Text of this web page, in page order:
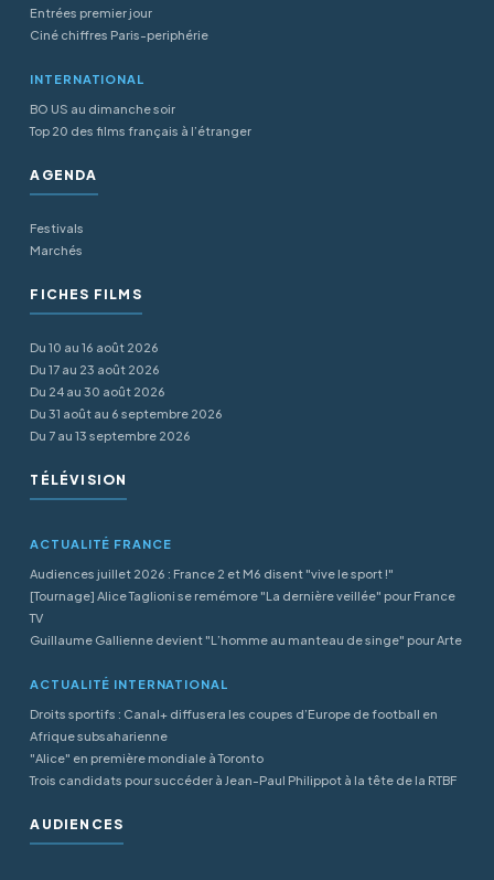
Entrées premier jour
Ciné chiffres Paris-periphérie
INTERNATIONAL
BO US au dimanche soir
Top 20 des films français à l’étranger
AGENDA
Festivals
Marchés
FICHES FILMS
Du 10 au 16 août 2026
Du 17 au 23 août 2026
Du 24 au 30 août 2026
Du 31 août au 6 septembre 2026
Du 7 au 13 septembre 2026
TÉLÉVISION
ACTUALITÉ FRANCE
Audiences juillet 2026 : France 2 et M6 disent "vive le sport !"
[Tournage] Alice Taglioni se remémore "La dernière veillée" pour France
TV
Guillaume Gallienne devient "L’homme au manteau de singe" pour Arte
ACTUALITÉ INTERNATIONAL
Droits sportifs : Canal+ diffusera les coupes d’Europe de football en
Afrique subsaharienne
"Alice" en première mondiale à Toronto
Trois candidats pour succéder à Jean-Paul Philippot à la tête de la RTBF
AUDIENCES